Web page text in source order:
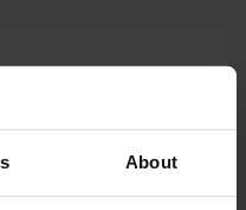
About